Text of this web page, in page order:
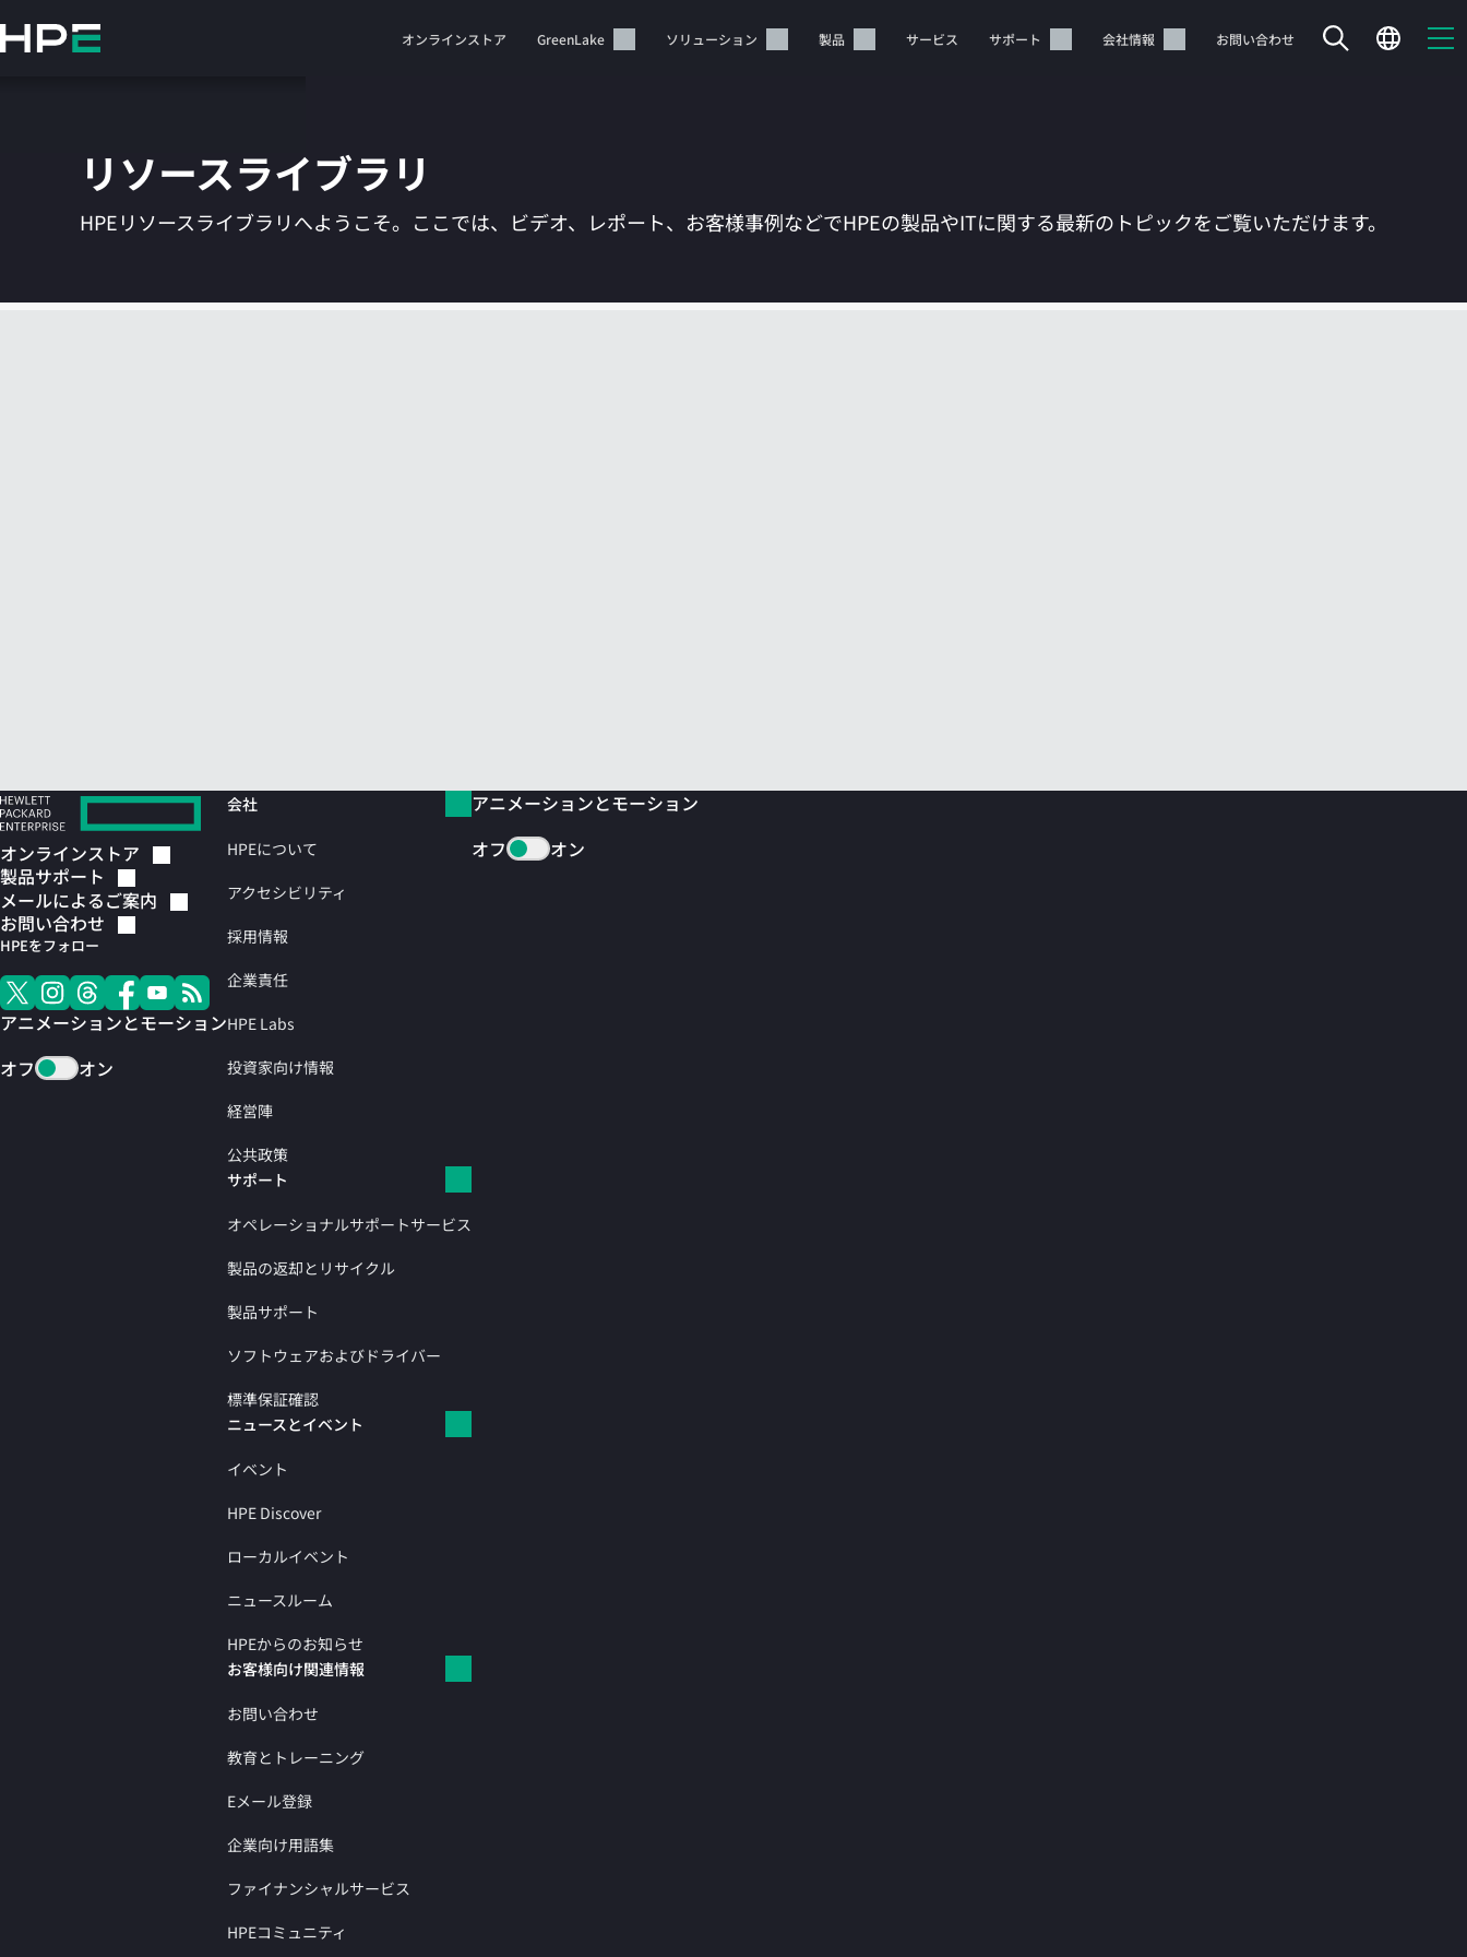
イ
ッ
オンラインストア GreenLake ソリューション 製品 サービス サポート 会社情報 お問い合わせ
カートは空です
リソースライブラリ
HPEリソースライブラリへようこそ。ここでは、ビデオ、レポート、お客様事例などでHPEの製品やITに関する最新のトピックをご覧いただけます。
オンラインストア
製品サポート
メールによるご案内
お問い合わせ
HPEをフォロー
アニメーションとモーション
オフ
オン
会社
HPEについて
アクセシビリティ
採用情報
企業責任
HPE Labs
投資家向け情報
経営陣
公共政策
サポート
オペレーショナルサポートサービス
製品の返却とリサイクル
製品サポート
ソフトウェアおよびドライバー
標準保証確認
ニュースとイベント
イベント
HPE Discover
ローカルイベント
ニュースルーム
HPEからのお知らせ
お客様向け関連情報
お問い合わせ
教育とトレーニング
Eメール登録
企業向け用語集
ファイナンシャルサービス
HPEコミュニティ
アニメーションとモーション
オフ
オン